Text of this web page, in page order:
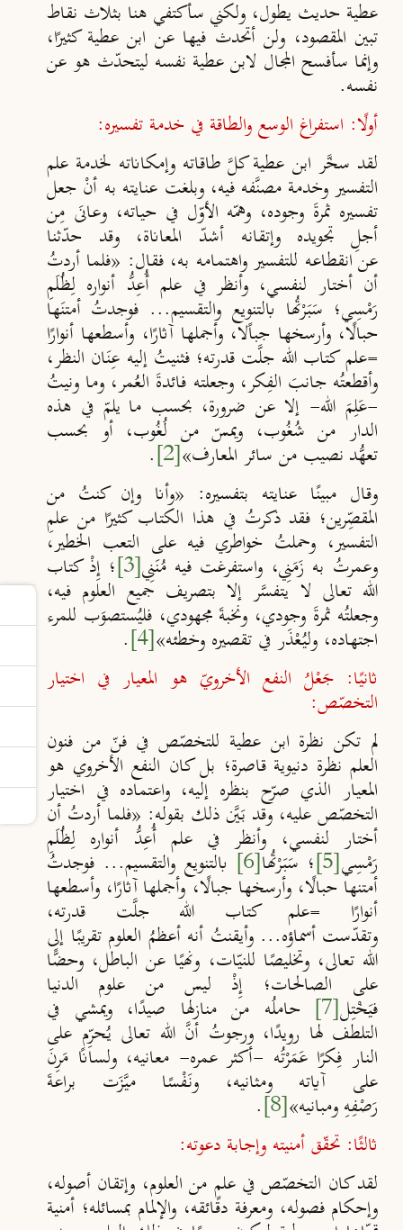
عطية حديث يطول، ولكني سأكتفي هنا بثلاث نقاط
تبين المقصود، ولن أتحدث فيها عن ابن عطية كثيرًا،
وإنما سأفسح المجال لابن عطية نفسه ليتحدّث هو عن
نفسه.
أولًا: استفراغ الوسع والطاقة في خدمة تفسيره:
لقد سخَّر ابن عطية كلَّ طاقاته وإمكاناته لخدمة علم
التفسير وخدمة مصنَفه فيه، وبلغت عنايته به أنْ جعل
تفسيره ثمرةَ وجوده، وهمه الأول في حياته، وعانَى مِن
أجلِ تجويده وإتقانه أشد المعاناة، وقد حدثنا
عنانقطاعه للتفسير واهتمامه به، فقال: «فلما أردتُ
أن أختار لنفسي، وأنظر في علم أُعِد ُ أنواره لِظُـلَمِ
رَمْسِي؛ سَبَرْتُها بالتنويع والتقسيم... فوجدتُ أمتنَها
حبالًا، وأرسخها جباًلا، وأجملها آثارًا، وأسطعها أنوارًا
=علمكتاب الله جلَت قدرته؛ فثنيتُ إليه عِنَان النظر،
وأقطعتُه جانبَ الفِكر، وجعلته فائدةَ العُمر، وما ونيتُ
-عَلِمَ الله- إلا عن ضرورة، بحسب ما يلم في هذه
الدار من شُغُوب، ويمسمن لُغُوب، أو بحسب
تعهُد نصيب من سائر المعارف»[2]
.
وقال مبينًا عنايته بتفسيره: «وأنا وإن كنتُ من
المقصِّرين؛ فقد ذكرتُ في هذا الكتاب كثيرًا من علمِ
التفسير، وحملتُ خواطري فيه على التعب الخطير،
وعمرتُ به زَمَنِي، واستفرغت فيه مُنَنِي[3] ؛ إِذْ كتاب
الله تعالى لا يتفسَر إلا بتصريف جميع العلوم فيه،
وجعلتُه ثمرةَ وجودي، ونخبةَ مجهودي، فليُستصوَب للمرء
اجتهاده، وليُعْذَر في تقصيره وخطئه»[4]
.
ثانيًا: جَعْلُ النفع الأخرويّ هو المعيار في اختيار
التخصّص:
لم تكن نظرة ابن عطية للتخصّص في فنّ من فنون
العلم نظرة دنيوية قاصرة؛ بل كان النفع الأخروي هو
المعيار الذي صرّح بنظره إليه، واعتماده في اختيار
التخصّص عليه، وقد بَيَن ذلك بقوله: «فلما أردتُ أن
أختار لنفسي، وأنظر في علم أُعِد ُ أنواره لِظُـلَمِ
رَمْسِي[5] ؛ سَبَرْتُها[6] بالتنويع والتقسيم... فوجدتُ
أمتنها حبالًا، وأرسخها جبالًا، وأجملهاآثارًا، وأسطعها
أنوارًا =علم كتاب الله جلَت قدرته،
وتقدست أسماؤه... وأيقنتُ أنه أعظمُ العلوم تقريبًا إلى
الله تعالى، وتخليصًا للنيات، ونهيًا عن الباطل، وحضًا
على الصالحات؛ إِذْ ليس من علوم الدنيا
فيَخْتِل[7] حاملُه من منازلها صيدًا، ويمشي في
التلطف لها رويدًا، ورجوتُ أن َ الله تعالى يُـحرِم على
النار فِكرًا عَمَرْتُه -أكثر عمره- معانيه، ولسانًا مَرِنَ
على آياته ومثانيه، ونَفْسًا ميَزَت براعةَ
رَصْفِهِومبانيه»[8]
.
ثالثًا: تحقّق أمنيته وإجابة دعوته:
لقد كان التخصّص في علمٍ من العلوم، وإتقان أصوله،
وإحكام فصوله، ومعرفة دقائقه، والإلمام بمسائله؛ أمنية